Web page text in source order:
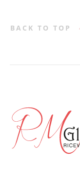
BACK TO TOP